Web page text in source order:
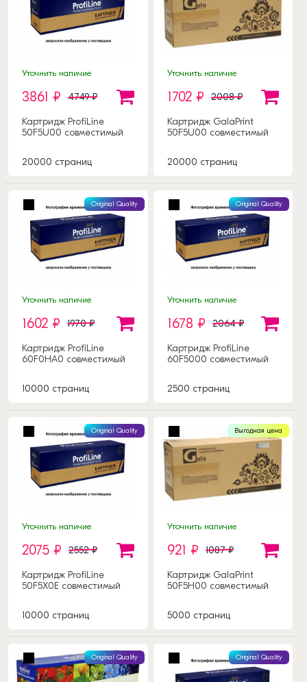
Уточнить наличие
3861 ₽ 4749 ₽
Картридж ProfiLine
50F5U00 совместимый
20000 страниц
Уточнить наличие
1702 ₽ 2008 ₽
Картридж GalaPrint
50F5U00 совместимый
20000 страниц
Original Quality
Уточнить наличие
1602 ₽ 1970 ₽
Картридж ProfiLine
60F0HA0 совместимый
10000 страниц
Original Quality
Уточнить наличие
1678 ₽ 2064 ₽
Картридж ProfiLine
60F5000 совместимый
2500 страниц
Original Quality
Уточнить наличие
2075 ₽ 2552 ₽
Картридж ProfiLine
50F5X0E совместимый
10000 страниц
Выгодная цена
Уточнить наличие
921 ₽ 1087 ₽
Картридж GalaPrint
50F5H00 совместимый
5000 страниц
Original Quality Original Quality